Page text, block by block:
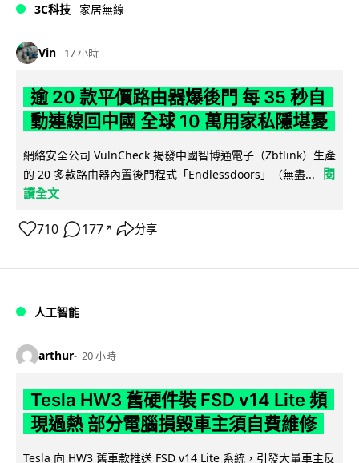
3C科技 家居無線
Vin 17 小時
逾 20 款平價路由器爆後門 每 35 秒自
動連線回中國 全球 10 萬用家私隱堪憂
網絡安全公司 VulnCheck 揭發中國智博通電子（Zbtlink）生產
的 20 多款路由器內置後門程式「Endlessdoors」（無盡...
閱
讀全文
710 177 ↗ 分享
人工智能
arthur 20 小時
Tesla HW3 舊硬件裝 FSD v14 Lite 頻
現過熱 部分電腦損毀車主須自費維修
Tesla 向 HW3 舊車款推送 FSD v14 Lite 系統，引發大量車主反